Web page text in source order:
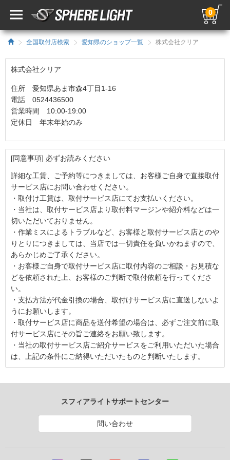
0
全国取付店検索 愛知県のショップ一覧 株式会社クリア
株式会社クリア
住所 愛知県あま市森4丁目1-16
電話 0524436500
営業時間 10:00-19:00
定休日 年末年始のみ
[同意事項] 必ずお読みください
詳細な工賃、ご予約等につきましては、お客様ご自身で直接取付
サービス店にお問い合わせください。
・取付け工賃は、取付サービス店にてお支払いください。
・当社は、取付サービス店より取付料マージンや紹介料などは一
切いただいておりません。
・作業ミスによるトラブルなど、お客様と取付サービス店とのや
りとりにつきましては、当店では一切責任を負いかねますので、
あらかじめご了承ください。
・お客様ご自身で取付サービス店に取付内容のご相談・お見積な
どを依頼された上、お客様のご判断で取付依頼を行ってくださ
い。
・支払方法が代金引換の場合、取付けサービス店に直送しないよ
うにお願いします。
・取付サービス店に商品を送付希望の場合は、必ずご注文前に取
付サービス店にその旨ご連絡をお願い致します。
・当社の取付サービス店ご紹介サービスをご利用いただいた場合
は、上記の条件にご納得いただいたものと判断いたします。
スフィアライトサポートセンター
問い合わせ